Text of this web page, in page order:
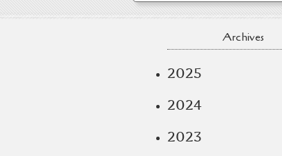
Archives
2025
2024
2023